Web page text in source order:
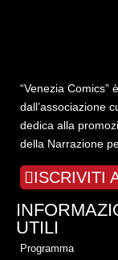
“Venezia Comics”
dall’associazione
dedica alla
della Narrazione
ISCRIVITI
UTILI
Programma